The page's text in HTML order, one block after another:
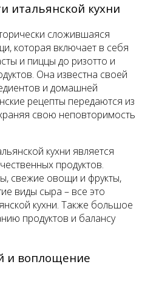
итальянской кухни
сложившаяся
которая включает в себя
и пиццы до ризотто и
Она известна своей
и домашней
рецепты передаются из
свою неповторимость
кухни является
продуктов.
свежие овощи и фрукты,
виды сыра – все это
кухни. Также большое
продуктов и балансу
и воплощение